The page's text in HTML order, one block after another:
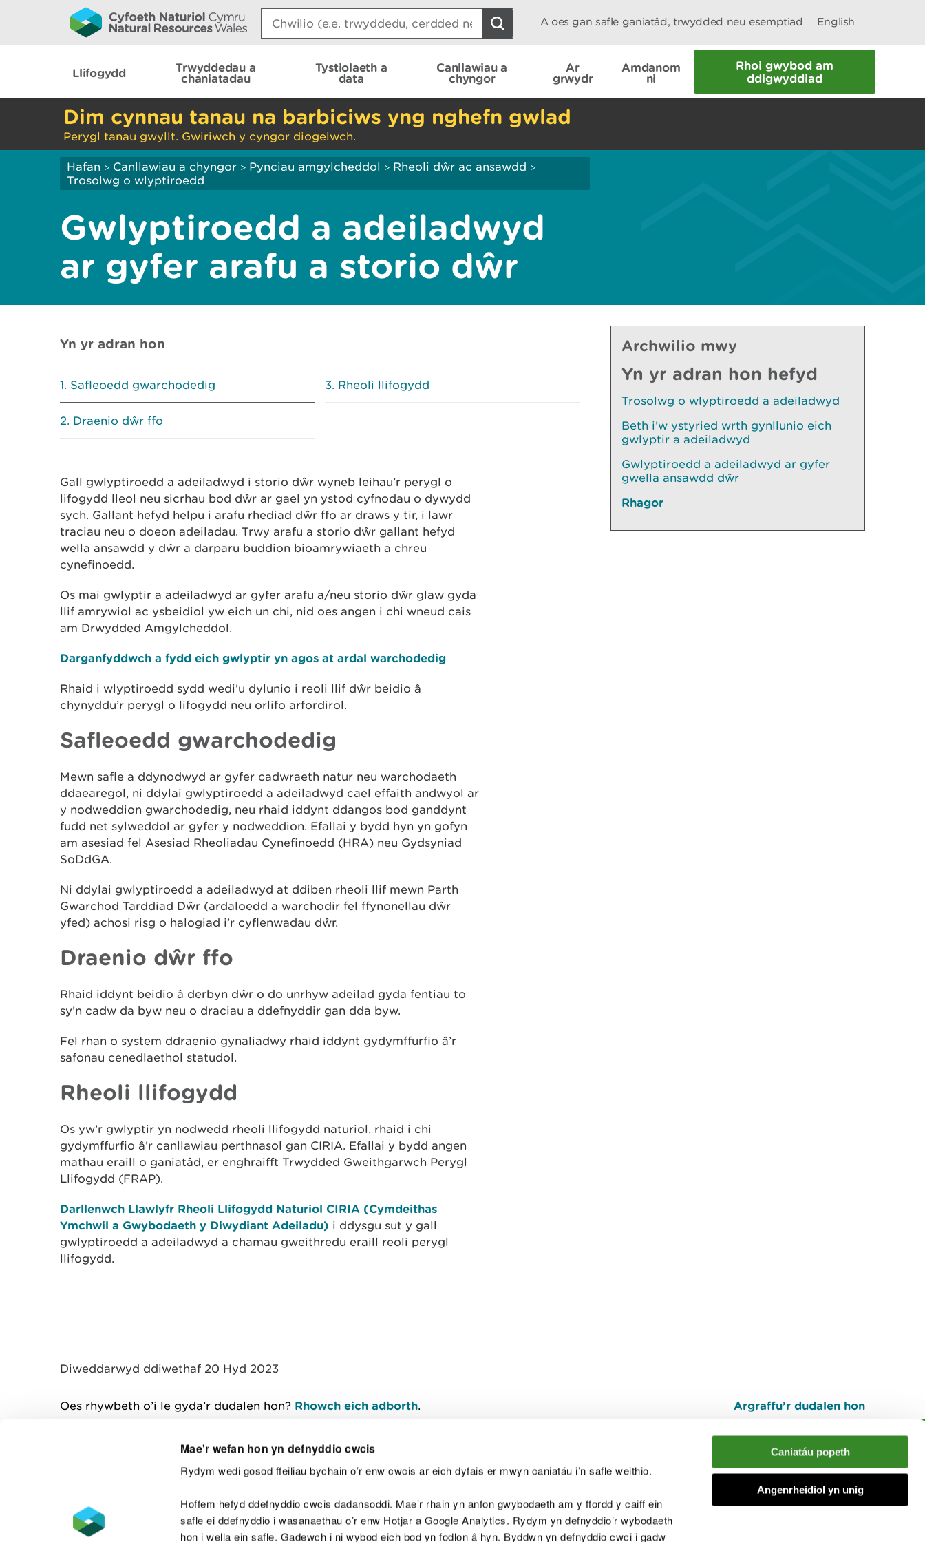
Mae'r wefan hon yn defnyddio cwcis
Rydym wedi gosod ffeiliau bychain o’r enw cwcis ar eich dyfais er mwyn caniatáu i’n safle weithio.
Hoffem hefyd ddefnyddio cwcis dadansoddi. Mae’r rhain yn anfon gwybodaeth am y ffordd y caiff ein
safle ei ddefnyddio i wasanaethau o’r enw Hotjar a Google Analytics. Rydym yn defnyddio’r wybodaeth
hon i wella ein safle. Gadewch i ni wybod eich bod yn fodlon â hyn. Byddwn yn defnyddio cwci i gadw
Caniatáu popeth
Angenrheidiol yn unig
Search:
A oes gan safle ganiatâd, trwydded neu esemptiad English
Llifogydd
Trwyddedau a
chaniatadau
Tystiolaeth a
data
Canllawiau a
chyngor
Ar
grwydr
Amdanom
ni
Rhoi gwybod am
ddigwyddiad
Dim cynnau tanau na barbiciws yng nghefn gwlad
Perygl tanau gwyllt. Gwiriwch y cyngor diogelwch.
Hafan > Canllawiau a chyngor > Pynciau amgylcheddol > Rheoli dŵr ac ansawdd >
Trosolwg o wlyptiroedd
Gwlyptiroedd a adeiladwyd
ar gyfer arafu a storio dŵr
Yn yr adran hon
Safleoedd gwarchodedig
Draenio dŵr ffo
Rheoli llifogydd
Gall gwlyptiroedd a adeiladwyd i storio dŵr wyneb leihau’r perygl o
lifogydd lleol neu sicrhau bod dŵr ar gael yn ystod cyfnodau o dywydd
sych. Gallant hefyd helpu i arafu rhediad dŵr ffo ar draws y tir, i lawr
traciau neu o doeon adeiladau. Trwy arafu a storio dŵr gallant hefyd
wella ansawdd y dŵr a darparu buddion bioamrywiaeth a chreu
cynefinoedd.
Os mai gwlyptir a adeiladwyd ar gyfer arafu a/neu storio dŵr glaw gyda
llif amrywiol ac ysbeidiol yw eich un chi, nid oes angen i chi wneud cais
am Drwydded Amgylcheddol.
Darganfyddwch a fydd eich gwlyptir yn agos at ardal warchodedig
Rhaid i wlyptiroedd sydd wedi’u dylunio i reoli llif dŵr beidio â
chynyddu’r perygl o lifogydd neu orlifo arfordirol.
Safleoedd gwarchodedig
Mewn safle a ddynodwyd ar gyfer cadwraeth natur neu warchodaeth
ddaearegol, ni ddylai gwlyptiroedd a adeiladwyd cael effaith andwyol ar
y nodweddion gwarchodedig, neu rhaid iddynt ddangos bod ganddynt
fudd net sylweddol ar gyfer y nodweddion. Efallai y bydd hyn yn gofyn
am asesiad fel Asesiad Rheoliadau Cynefinoedd (HRA) neu Gydsyniad
SoDdGA.
Ni ddylai gwlyptiroedd a adeiladwyd at ddiben rheoli llif mewn Parth
Gwarchod Tarddiad Dŵr (ardaloedd a warchodir fel ffynonellau dŵr
yfed) achosi risg o halogiad i’r cyflenwadau dŵr.
Draenio dŵr ffo
Rhaid iddynt beidio â derbyn dŵr o do unrhyw adeilad gyda fentiau to
sy’n cadw da byw neu o draciau a ddefnyddir gan dda byw.
Fel rhan o system ddraenio gynaliadwy rhaid iddynt gydymffurfio â’r
safonau cenedlaethol statudol.
Rheoli llifogydd
Os yw’r gwlyptir yn nodwedd rheoli llifogydd naturiol, rhaid i chi
gydymffurfio â’r canllawiau perthnasol gan CIRIA. Efallai y bydd angen
mathau eraill o ganiatâd, er enghraifft Trwydded Gweithgarwch Perygl
Llifogydd (FRAP).
Darllenwch Llawlyfr Rheoli Llifogydd Naturiol CIRIA (Cymdeithas
Ymchwil a Gwybodaeth y Diwydiant Adeiladu) i ddysgu sut y gall
gwlyptiroedd a adeiladwyd a chamau gweithredu eraill reoli perygl
llifogydd.
Archwilio mwy
Yn yr adran hon hefyd
Trosolwg o wlyptiroedd a adeiladwyd
Beth i’w ystyried wrth gynllunio eich
gwlyptir a adeiladwyd
Gwlyptiroedd a adeiladwyd ar gyfer
gwella ansawdd dŵr
Rhagor
Diweddarwyd ddiwethaf 20 Hyd 2023
Oes rhywbeth o’i le gyda’r dudalen hon? Rhowch eich adborth. Argraffu’r dudalen hon
I fyny